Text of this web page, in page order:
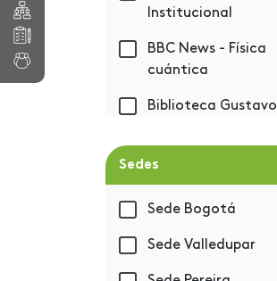
Institucional
BBC News - Física
cuántica
Biblioteca Gustavo
Bienestar
Sedes
Sede Bogotá
Sede Valledupar